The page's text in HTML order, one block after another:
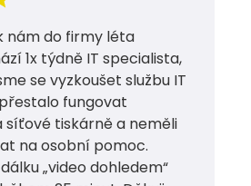
nám do firmy léta
1x týdně IT specialista,
se vyzkoušet službu IT
fungovat
síťové tiskárně a neměli
na osobní pomoc.
„video dohledem“